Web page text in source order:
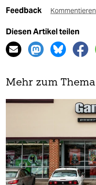
Feedback Kommentieren
Diesen Artikel teilen
Mehr zum Thema